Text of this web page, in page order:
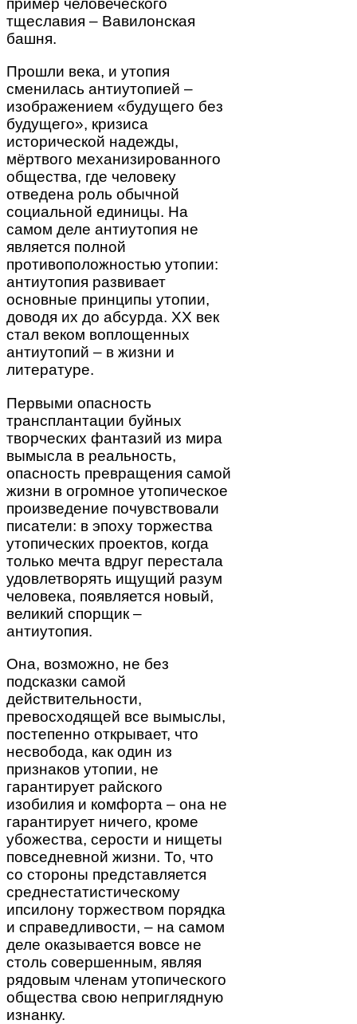
пример человеческого
тщеславия – Вавилонская
башня.
Прошли века, и утопия
сменилась антиутопией –
изображением «будущего без
будущего», кризиса
исторической надежды,
мёртвого механизированного
общества, где человеку
отведена роль обычной
социальной единицы. На
самом деле антиутопия не
является полной
противоположностью утопии:
антиутопия развивает
основные принципы утопии,
доводя их до абсурда. XX век
стал веком воплощенных
антиутопий – в жизни и
литературе.
Первыми опасность
трансплантации буйных
творческих фантазий из мира
вымысла в реальность,
опасность превращения самой
жизни в огромное утопическое
произведение почувствовали
писатели: в эпоху торжества
утопических проектов, когда
только мечта вдруг перестала
удовлетворять ищущий разум
человека, появляется новый,
великий спорщик –
антиутопия.
Она, возможно, не без
подсказки самой
действительности,
превосходящей все вымыслы,
постепенно открывает, что
несвобода, как один из
признаков утопии, не
гарантирует райского
изобилия и комфорта – она не
гарантирует ничего, кроме
убожества, серости и нищеты
повседневной жизни. То, что
со стороны представляется
среднестатистическому
ипсилону торжеством порядка
и справедливости, – на самом
деле оказывается вовсе не
столь совершенным, являя
рядовым членам утопического
общества свою неприглядную
изнанку.